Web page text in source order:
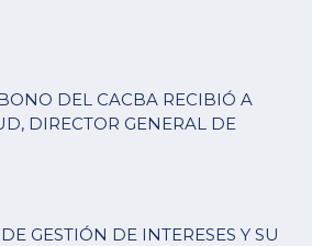
DEL CACBA RECIBIÓ A
DIRECTOR GENERAL DE
GESTIÓN DE INTERESES Y SU